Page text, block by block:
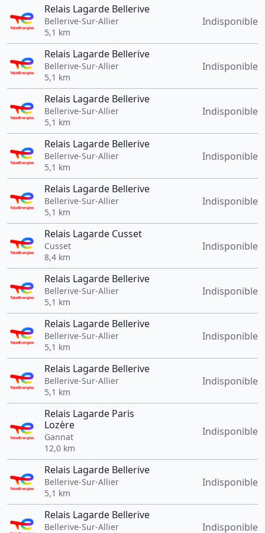
Relais Lagarde Bellerive
Bellerive-Sur-Allier
5,1 km
Indisponible
Relais Lagarde Bellerive
Bellerive-Sur-Allier
5,1 km
Indisponible
Relais Lagarde Bellerive
Bellerive-Sur-Allier
5,1 km
Indisponible
Relais Lagarde Bellerive
Bellerive-Sur-Allier
5,1 km
Indisponible
Relais Lagarde Bellerive
Bellerive-Sur-Allier
5,1 km
Indisponible
Relais Lagarde Cusset
Cusset
8,4 km
Indisponible
Relais Lagarde Bellerive
Bellerive-Sur-Allier
5,1 km
Indisponible
Relais Lagarde Bellerive
Bellerive-Sur-Allier
5,1 km
Indisponible
Relais Lagarde Bellerive
Bellerive-Sur-Allier
5,1 km
Indisponible
Relais Lagarde Paris
Lozère
Gannat
12,0 km
Indisponible
Relais Lagarde Bellerive
Bellerive-Sur-Allier
5,1 km
Indisponible
Relais Lagarde Bellerive
Bellerive-Sur-Allier
Indisponible